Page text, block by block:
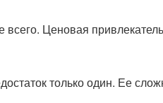
всего. Ценовая
только один. Ее